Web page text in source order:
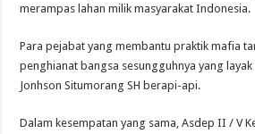
merampas lahan milik masyarakat Indonesia.
Para pejabat yang membantu praktik mafia
penghianat bangsa sesungguhnya yang
Jonhson Situmorang SH berapi-api.
Dalam kesempatan yang sama, Asdep II / V